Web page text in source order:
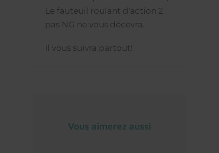
Le fauteuil roulant d'action 2
pas NG ne vous décevra.
Il vous suivra partout!
Vous aimerez aussi